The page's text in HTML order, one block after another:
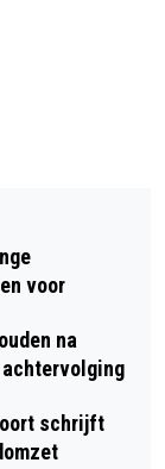
OP
DE
voor
na
schrijft